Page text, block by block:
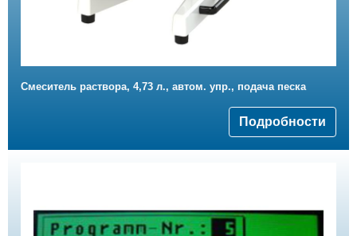
Смеситель раствора, 4,73 л., автом. упр., подача песка
Подробности